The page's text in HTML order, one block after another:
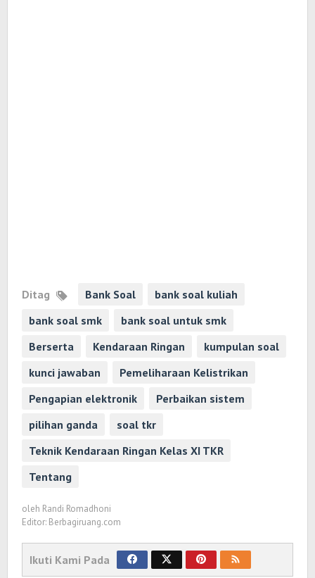
Ditag Bank Soal
bank soal kuliah
bank soal smk
bank soal untuk smk
Berserta
Kendaraan Ringan
kumpulan soal
kunci jawaban
Pemeliharaan Kelistrikan
Pengapian elektronik
Perbaikan sistem
pilihan ganda
soal tkr
Teknik Kendaraan Ringan Kelas XI TKR
Tentang
oleh Randi Romadhoni
Editor: Berbagiruang.com
Ikuti Kami Pada